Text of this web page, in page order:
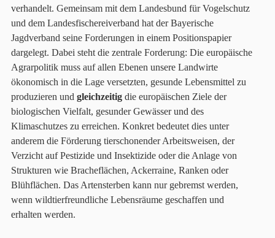
verhandelt. Gemeinsam mit dem Landesbund für Vogelschutz
und dem Landesfischereiverband hat der Bayerische
Jagdverband seine Forderungen in einem Positionspapier
dargelegt. Dabei steht die zentrale Forderung: Die europäische
Agrarpolitik muss auf allen Ebenen unsere Landwirte
ökonomisch in die Lage versetzten, gesunde Lebensmittel zu
produzieren und gleichzeitigdie europäischen Ziele der
biologischen Vielfalt, gesunder Gewässer und des
Klimaschutzes zu erreichen. Konkret bedeutet dies unter
anderem die Förderung tierschonender Arbeitsweisen, der
Verzicht auf Pestizide und Insektizide oder die Anlage von
Strukturen wie Bracheflächen, Ackerraine, Ranken oder
Blühflächen. Das Artensterben kann nur gebremst werden,
wenn wildtierfreundliche Lebensräume geschaffen und
erhalten werden.